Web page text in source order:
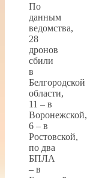
По
данным
ведомства,
28
дронов
сбили
в
Белгородской
области,
11 – в
Воронежской,
6 – в
Ростовской,
по два
БПЛА
– в